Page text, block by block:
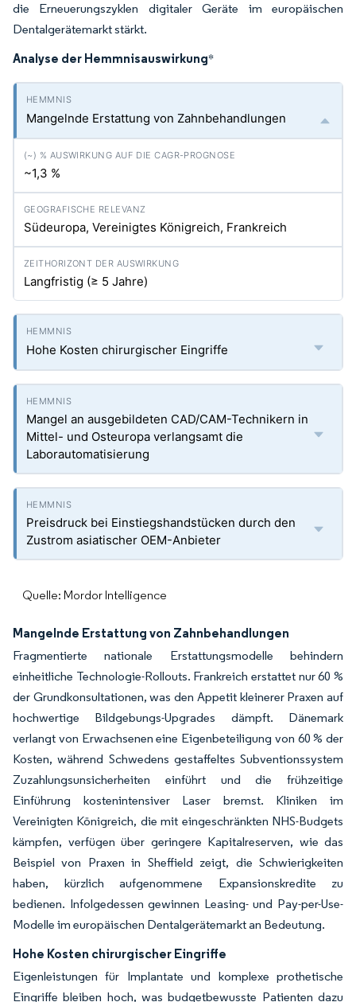
die Erneuerungszyklen digitaler Geräte im europäischen
Dentalgerätemarkt stärkt.
Analyse der Hemmnisauswirkung*
Mangelnde Erstattung von Zahnbehandlungen
~1,3 %
Südeuropa, Vereinigtes Königreich, Frankreich
Langfristig (≥ 5 Jahre)
Hohe Kosten chirurgischer Eingriffe
Mangel an ausgebildeten CAD/CAM-Technikern in
Mittel- und Osteuropa verlangsamt die
Laborautomatisierung
Preisdruck bei Einstiegshandstücken durch den
Zustrom asiatischer OEM-Anbieter
Quelle: Mordor Intelligence
Mangelnde Erstattung von Zahnbehandlungen
Fragmentierte nationale Erstattungsmodelle behindern
einheitliche Technologie-Rollouts. Frankreich erstattet nur 60 %
der Grundkonsultationen, was den Appetit kleinerer Praxen auf
hochwertige Bildgebungs-Upgrades dämpft. Dänemark
verlangt von Erwachsenen eine Eigenbeteiligung von 60 % der
Kosten, während Schwedens gestaffeltes Subventionssystem
Zuzahlungsunsicherheiten einführt und die frühzeitige
Einführung kostenintensiver Laser bremst. Kliniken im
Vereinigten Königreich, die mit eingeschränkten NHS-Budgets
kämpfen, verfügen über geringere Kapitalreserven, wie das
Beispiel von Praxen in Sheffield zeigt, die Schwierigkeiten
haben, kürzlich aufgenommene Expansionskredite zu
bedienen. Infolgedessen gewinnen Leasing- und Pay-per-Use-
Modelle im europäischen Dentalgerätemarkt an Bedeutung.
Hohe Kosten chirurgischer Eingriffe
Eigenleistungen für Implantate und komplexe prothetische
Eingriffe bleiben hoch, was budgetbewusste Patienten dazu